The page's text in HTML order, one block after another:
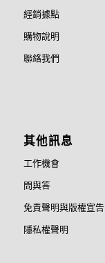
經銷據點
購物說明
聯絡我們
其他訊息
工作機會
問與答
免責聲明與版權宣告
隱私權聲明